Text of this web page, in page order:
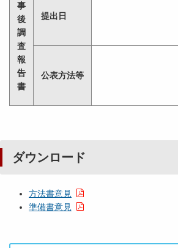
事
後
調
査
報
告
書
提出日
公表方法等
ダウンロード
方法書意見
準備書意見